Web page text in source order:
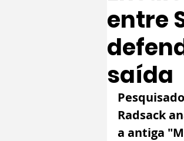
entre
saída
Radsack
a antiga